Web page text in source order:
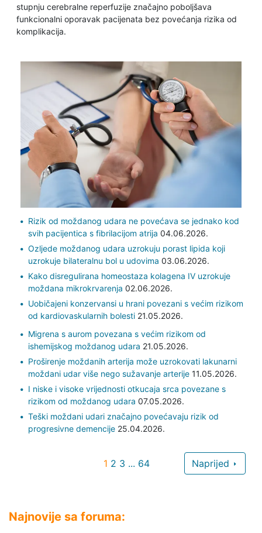
stupnju cerebralne reperfuzije značajno poboljšava
funkcionalni oporavak pacijenata bez povećanja rizika od
komplikacija.
Rizik od moždanog udara ne povećava se jednako kod
svih pacijentica s fibrilacijom atrija 04.06.2026.
Ozljede moždanog udara uzrokuju porast lipida koji
uzrokuje bilateralnu bol u udovima 03.06.2026.
Kako disregulirana homeostaza kolagena IV uzrokuje
moždana mikrokrvarenja 02.06.2026.
Uobičajeni konzervansi u hrani povezani s većim rizikom
od kardiovaskularnih bolesti21.05.2026.
Migrena s aurom povezana s većim rizikom od
ishemijskog moždanog udara 21.05.2026.
Proširenje moždanih arterija može uzrokovati lakunarni
moždani udar više nego sužavanje arterije11.05.2026.
I niske i visoke vrijednosti otkucaja srca povezane s
rizikom od moždanog udara 07.05.2026.
Teški moždani udari značajno povećavaju rizik od
progresivne demencije25.04.2026.
1 2 3 ... 64 Naprijed
Najnovije sa foruma: